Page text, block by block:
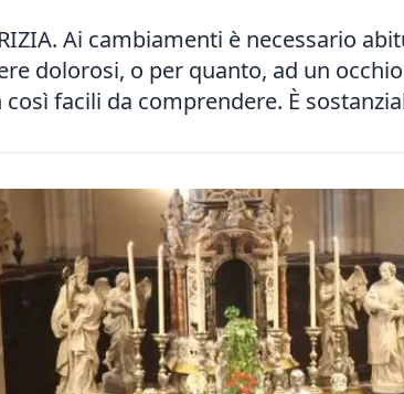
Ai cambiamenti è necessario
dolorosi, o per quanto, ad un
così facili da comprendere. È